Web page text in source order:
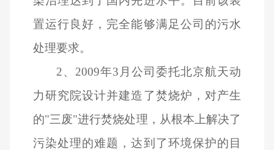
置运行良好，完全能够满足公司的污水
处理要求。
2、2009年3月公司委托北京航天动
力研究院设计并建造了焚烧炉，对产生
的"三废"进行焚烧处理，从根本上解决了
污染处理的难题，达到了环境保护的目